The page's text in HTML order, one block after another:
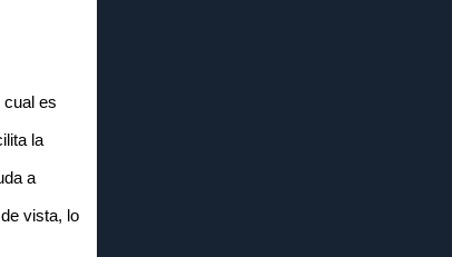
cual es
la
a
vista, lo